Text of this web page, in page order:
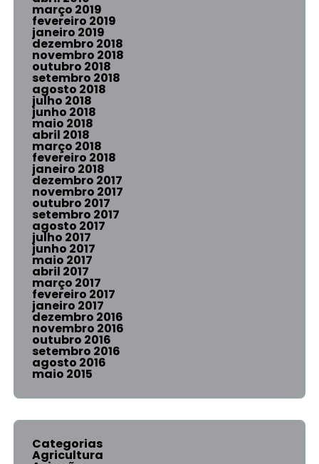
março 2019
fevereiro 2019
janeiro 2019
dezembro 2018
novembro 2018
outubro 2018
setembro 2018
agosto 2018
julho 2018
junho 2018
maio 2018
abril 2018
março 2018
fevereiro 2018
janeiro 2018
dezembro 2017
novembro 2017
outubro 2017
setembro 2017
agosto 2017
julho 2017
junho 2017
maio 2017
abril 2017
março 2017
fevereiro 2017
janeiro 2017
dezembro 2016
novembro 2016
outubro 2016
setembro 2016
agosto 2016
maio 2015
Categorias
Agricultura